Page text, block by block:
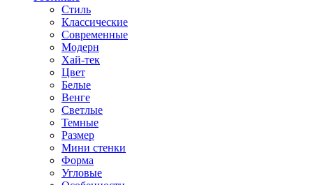
Стиль
Классические
Современные
Модерн
Хай-тек
Цвет
Белые
Венге
Светлые
Темные
Размер
Мини стенки
Форма
Угловые